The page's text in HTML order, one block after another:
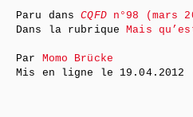
Paru dansCQFDn°98 (mars
Dans la rubriqueMais
Par Momo Brücke
Mis en ligne le 19.04.2012